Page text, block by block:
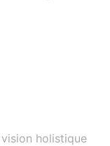
holistique